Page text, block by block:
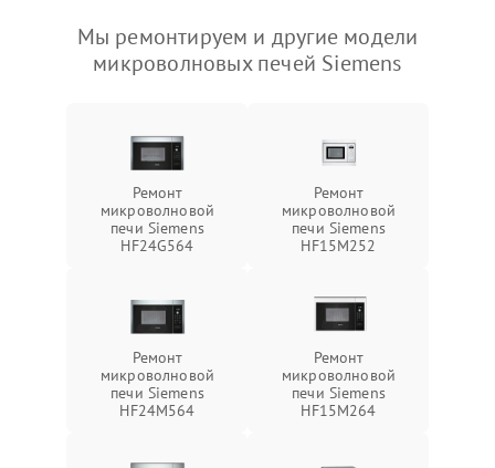
Мы ремонтируем и другие модели
микроволновых печей Siemens
Ремонт
микроволновой
печи Siemens
HF24G564
Ремонт
микроволновой
печи Siemens
HF15M252
Ремонт
микроволновой
печи Siemens
HF24M564
Ремонт
микроволновой
печи Siemens
HF15M264